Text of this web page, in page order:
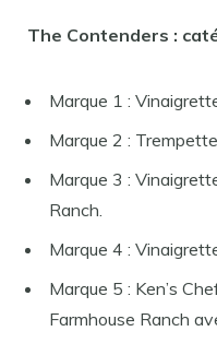
The Contenders :
Marque 1 :
Marque 2 :
Marque 3 :
Ranch.
Marque 4 :
Marque 5 : Ken’s
Farmhouse Ranch